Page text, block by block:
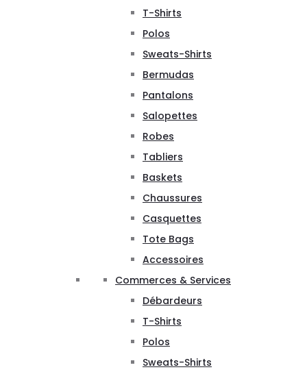
T-Shirts
Polos
Sweats-Shirts
Bermudas
Pantalons
Salopettes
Robes
Tabliers
Baskets
Chaussures
Casquettes
Tote Bags
Accessoires
Commerces & Services
Débardeurs
T-Shirts
Polos
Sweats-Shirts